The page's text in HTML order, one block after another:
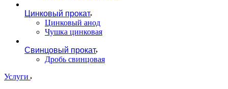
Цинковый прокат
Цинковый анод
Чушка цинковая
Свинцовый прокат
Дробь свинцовая
Услуги